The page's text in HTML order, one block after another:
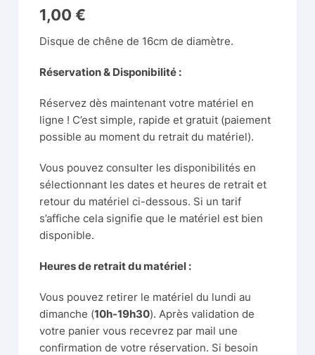
1,00 €
Disque de chêne de 16cm de diamètre.
Réservation & Disponibilité :
Réservez dès maintenant votre matériel en
ligne ! C’est simple, rapide et gratuit (paiement
possible au moment du retrait du matériel).
Vous pouvez consulter les disponibilités en
sélectionnant les dates et heures de retrait et
retour du matériel ci-dessous. Si un tarif
s’affiche cela signifie que le matériel est bien
disponible.
Heures de retrait du matériel :
Vous pouvez retirer le matériel du lundi au
dimanche (10h-19h30). Après validation de
votre panier vous recevrez par mail une
confirmation de votre réservation. Si besoin